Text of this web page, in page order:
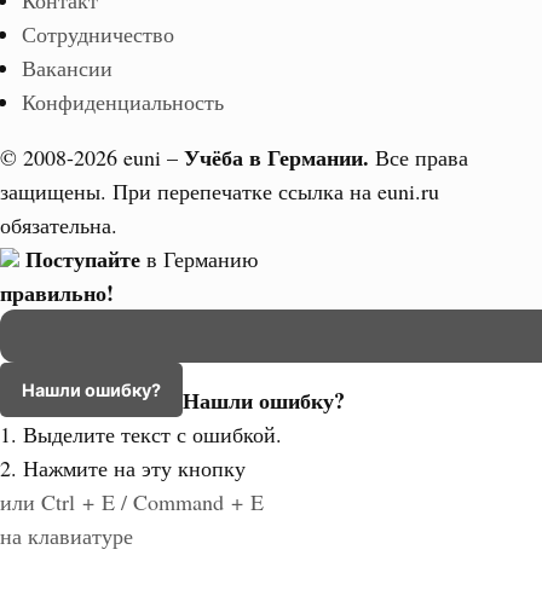
Сотрудничество
Вакансии
Конфиденциальность
© 2008-2026 euni – Учёба в Германии. Все права
защищены. При перепечатке ссылка на euni.ru
обязательна.
Поступайте в Германию
правильно!
Нашли ошибку? Нашли ошибку?
1. Выделите текст с ошибкой.
2. Нажмите на эту кнопку
или Ctrl + E / Command + E
на клавиатуре